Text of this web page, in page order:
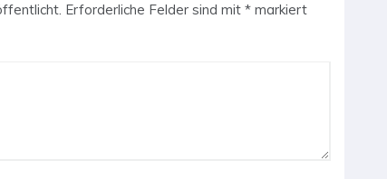
Erforderliche Felder sind mit * markiert